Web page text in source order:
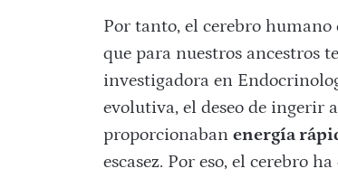
Por tanto, el cerebro
que para nuestros ancestros
investigadora en
evolutiva, el deseo de ingerir
proporcionaban energía
escasez. Por eso, el cerebro